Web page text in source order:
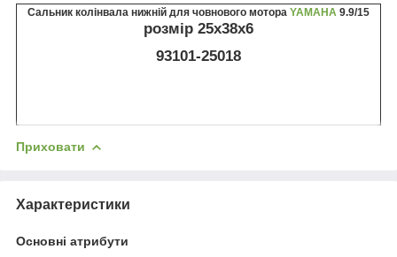
Сальник колінвала нижній для човнового мотора YAMAHA 9.9/15
розмір 25x38x6
93101-25018
Приховати
Характеристики
Основні атрибути